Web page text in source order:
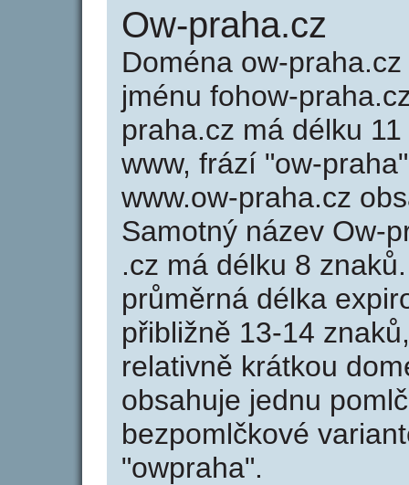
Ow-praha.cz
Doména ow-
jménu fohow-
praha.cz má délku
www, frází "ow-
www.ow-praha.cz
Samotný název Ow-
.cz má délku 8
průměrná délka
přibližně 13-14
relativně krátkou
obsahuje jednu
bezpomlčkové
"owpraha".